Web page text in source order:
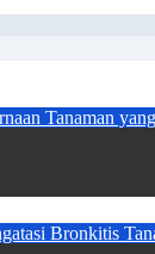
Tanaman
Bronkitis